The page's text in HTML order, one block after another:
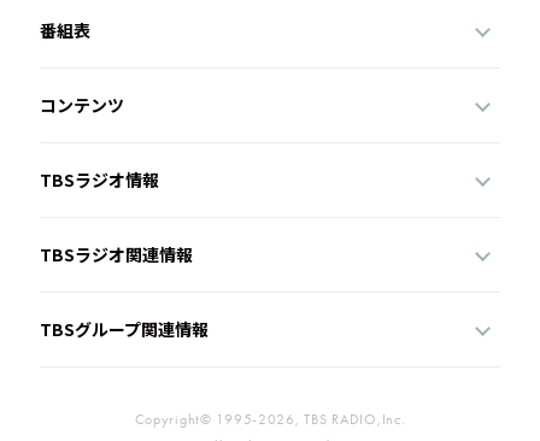
番組表
コンテンツ
TBSラジオ情報
TBSラジオ関連情報
TBSグループ関連情報
Copyright© 1995-2026, TBS RADIO,Inc.